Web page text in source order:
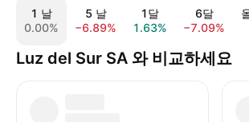
1 날
0.00%
5 날
−6.89%
1달
1.63%
6달
−7.09%
Luz del Sur SA 와 비교하세요